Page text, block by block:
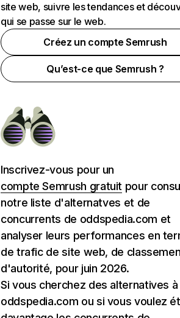
site web, suivre les tendances et
qui se passe sur le web.
Créez un compte Semrush
Qu’est-ce que Semrush ?
Inscrivez-vous pour un
compte Semrush gratuit pour
notre liste d'alternatves et de
concurrents de oddspedia.com et
analyser leurs performances en
de trafic de site web, de
d'autorité, pour juin 2026.
Si vous cherchez des alternatives à
oddspedia.com ou si vous voulez